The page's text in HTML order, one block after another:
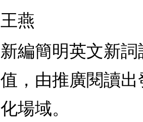
王燕
新編簡明英文新
值，由推廣閱讀
化場域。